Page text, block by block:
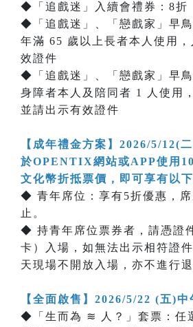
◆「追戲迷」入續會禮券：8折
◆「追戲迷」、「戀戲家」早
年滿 65 歲以上長者本人使用
效證件
◆「追戲迷」、「戀戲家」早
身障者本人及陪同者 1 人使用
並請出示有效證件
【成年禮金方案】2026/5/12(
於OPENTIX網站或APP使用
文化幣折抵票價，即可享有以下
◆ 青年席位：享有5折優惠，席
止。
◆ 持青年席位票券者，請憑證
卡）入場，如無法出示相符證
天現場不開放入場，亦不進行退
【全面啟售】2026/5/22 (五)中
◆「生而為 ≋ 人？」套票：任